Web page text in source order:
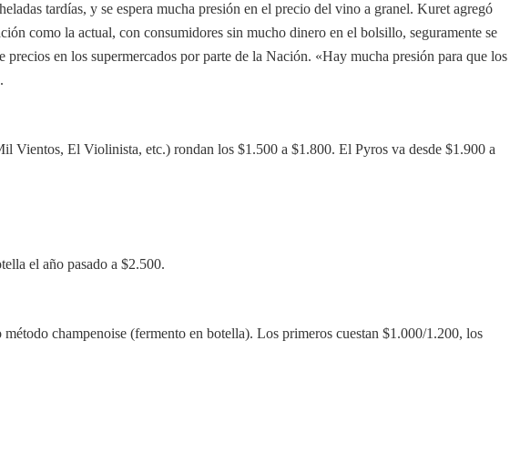
tardías, y se espera mucha presión en el precio del vino a granel. Kuret agregó
como la actual, con consumidores sin mucho dinero en el bolsillo, seguramente se
en los supermercados por parte de la Nación. «Hay mucha presión para que los
Vientos, El Violinista, etc.) rondan los $1.500 a $1.800. El Pyros va desde $1.900 a
el año pasado a $2.500.
champenoise (fermento en botella). Los primeros cuestan $1.000/1.200, los